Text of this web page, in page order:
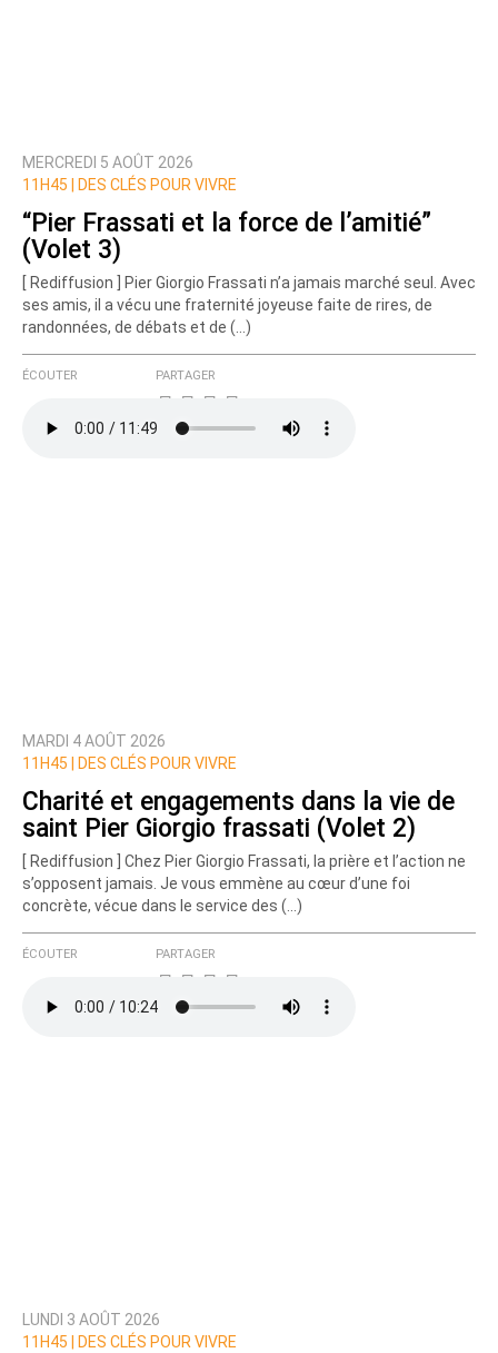
MERCREDI 5 AOÛT 2026
11H45 |
DES CLÉS POUR VIVRE
“Pier Frassati et la force de l’amitié”
(Volet 3)
[ Rediffusion ] Pier Giorgio Frassati n’a jamais marché seul. Avec
ses amis, il a vécu une fraternité joyeuse faite de rires, de
randonnées, de débats et de (…)
ÉCOUTER PARTAGER
MARDI 4 AOÛT 2026
11H45 |
DES CLÉS POUR VIVRE
Charité et engagements dans la vie de
saint Pier Giorgio frassati (Volet 2)
[ Rediffusion ] Chez Pier Giorgio Frassati, la prière et l’action ne
s’opposent jamais. Je vous emmène au cœur d’une foi
concrète, vécue dans le service des (…)
ÉCOUTER PARTAGER
LUNDI 3 AOÛT 2026
11H45 |
DES CLÉS POUR VIVRE